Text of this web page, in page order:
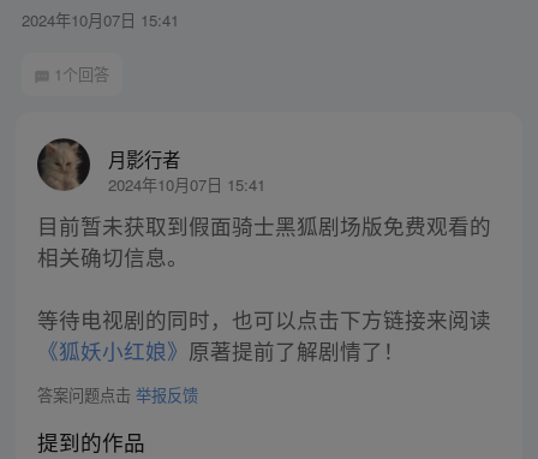
2024年10月07日 15:41
1个回答
月影行者
2024年10月07日 15:41
目前暂未获取到假面骑士黑狐剧场版免费观看的
相关确切信息。
等待电视剧的同时，也可以点击下方链接来阅读
《狐妖小红娘》 原著提前了解剧情了！
答案问题点击 举报反馈
提到的作品